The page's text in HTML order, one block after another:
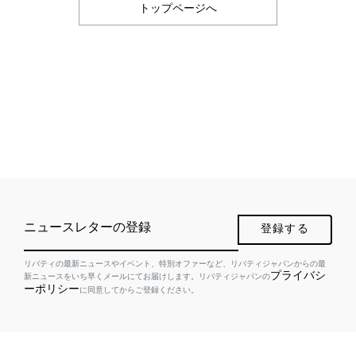
トップページへ
ニュースレターの登録 登録する
リバティの最新ニュースやイベント、特別オファーなど、リバティジャパンからの最
新ニュースをいち早くメールにてお届けします。リバティジャパンのプライバシ
ーポリシーに同意してからご登録ください。